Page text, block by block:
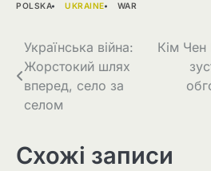
POLSKA UKRAINE WAR
Навігація
записів
Українська війна:
Жорстокий шлях
вперед, село за
селом
Кім Чен
Схожі записи